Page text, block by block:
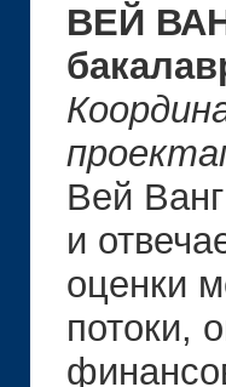
ВЕЙ
Вей
и
оценки
потоки,